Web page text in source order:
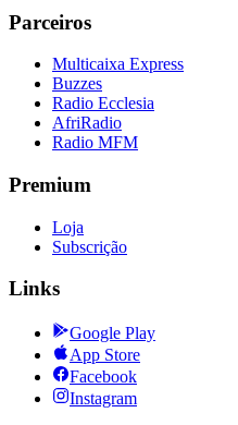
Parceiros
Multicaixa Express
Buzzes
Radio Ecclesia
AfriRadio
Radio MFM
Premium
Loja
Subscrição
Links
Google Play
App Store
Facebook
Instagram